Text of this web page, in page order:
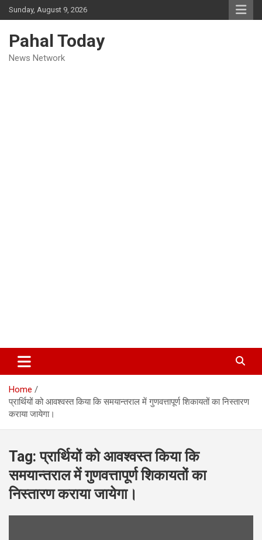
Skip
to
Sunday, August 9, 2026
Pahal Today
News Network
Home
प्रार्थियों को आवश्वस्त किया कि समयान्तराल में गुणवत्तापूर्ण शिकायतों का निस्तारण
कराया जायेगा।
Tag:प्रार्थियों को आवश्वस्त किया कि
समयान्तराल में गुणवत्तापूर्ण शिकायतों का
निस्तारण कराया जायेगा।